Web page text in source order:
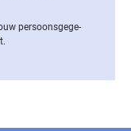
per­soons­ge­ge­